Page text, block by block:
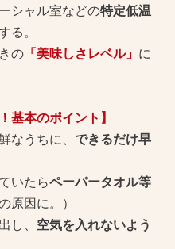
シャル室などの特定低温
る。
の「美味しさレベル」 に
基本のポイント】
なうちに、 できるだけ早
いたらペーパータオル等
原因に。）
し、 空気を入れないよう